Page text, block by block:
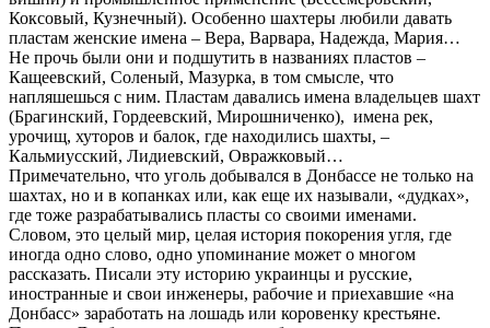
Коксовый, Кузнечный). Особенно шахтеры любили давать
пластам женские имена – Вера, Варвара, Надежда, Мария…
Не прочь были они и подшутить в названиях пластов –
Кащеевский, Соленый, Мазурка, в том смысле, что
напляшешься с ним. Пластам давались имена владельцев шахт
(Брагинский, Гордеевский, Мирошниченко), имена рек,
урочищ, хуторов и балок, где находились шахты, –
Кальмиусский, Лидиевский, Овражковый…
Примечательно, что уголь добывался в Донбассе не только на
шахтах, но и в копанках или, как еще их называли, «дудках»,
где тоже разрабатывались пласты со своими именами.
Словом, это целый мир, целая история покорения угля, где
иногда одно слово, одно упоминание может о многом
рассказать. Писали эту историю украинцы и русские,
иностранные и свои инженеры, рабочие и приехавшие «на
Донбасс» заработать на лошадь или коровенку крестьяне.